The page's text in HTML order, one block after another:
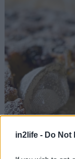
in2life - Do Not